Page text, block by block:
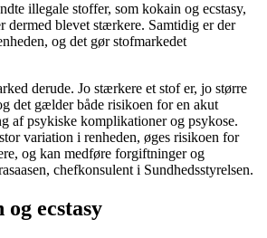
illegale stoffer, som kokain og ecstasy,
dermed blevet stærkere. Samtidig er der
og det gør stofmarkedet
derude. Jo stærkere et stof er, jo større
det gælder både risikoen for en akut
af psykiske komplikationer og psykose.
variation i renheden, øges risikoen for
og kan medføre forgiftninger og
chefkonsulent i Sundhedsstyrelsen.
ecstasy